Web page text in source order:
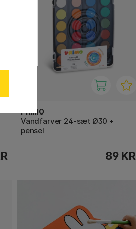
PRIMO
Vandfarver 24-sæt Ø30 +
pensel
89 KR